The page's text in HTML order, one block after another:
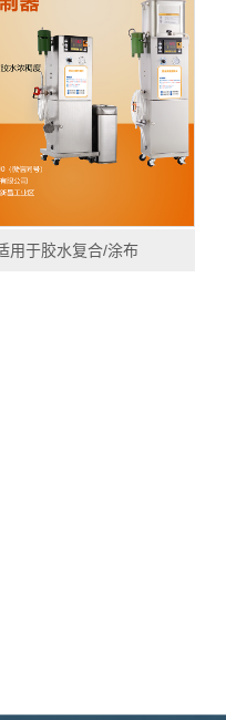
用于胶水复合/涂布